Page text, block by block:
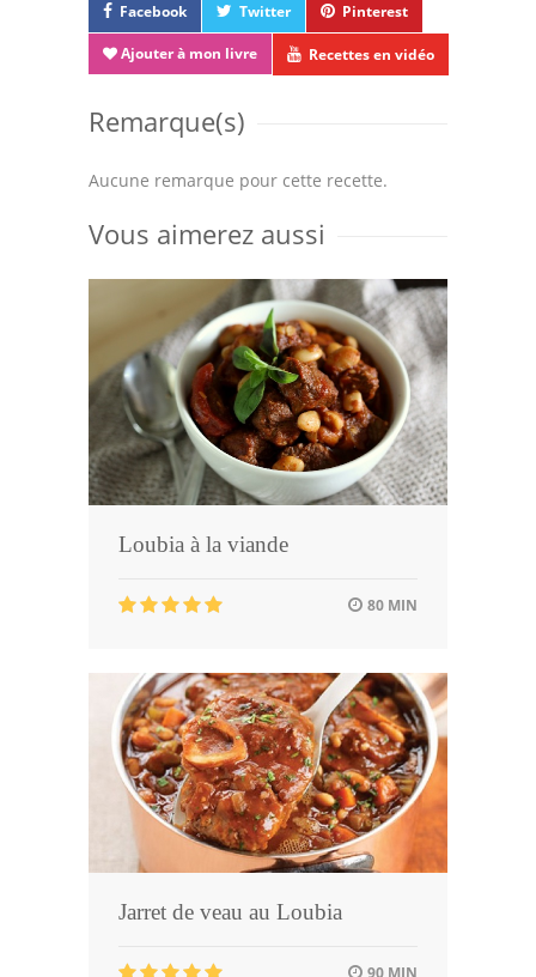
Facebook Twitter Pinterest
Ajouter à mon livre Recettes en vidéo
Remarque(s)
Aucune remarque pour cette recette.
Vous aimerez aussi
Loubia à la viande
80 MIN
Jarret de veau au Loubia
90 MIN